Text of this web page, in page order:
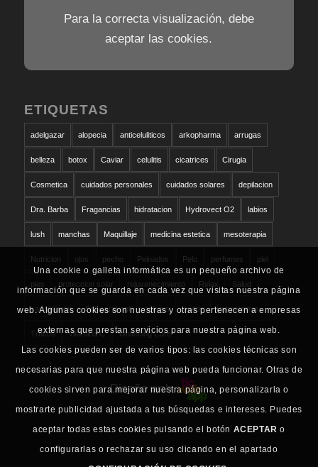
Para la correcta visualización, debe
aceptar las cookies.
ETIQUETAS
adelgazar alopecia anticeluliticos arkopharma arrugas
belleza botox Caviar celulitis cicatrices Cirugia
Cosmetica cuidados personales cuidados solares depilacion
Dra. Barba Fragancias hidratacion Hydrovect O2 labios
lush manchas Maquillaje medicina estetica mesoterapia
Nutricion ojos pecho Peinados Pelo perfumes piel
pies proteccion solar rejuvenecimiento Relax Salud
san valentin Schwarzkopf solares sudor tratamientos
Trucos vitamina C Whitening Care
Diseño web
Una cookie o galleta informática es un pequeño archivo de
información que se guarda en cada vez que visitas nuestra página
web. Algunas cookies son nuestras y otras pertenecen a empresas
externas que prestan servicios para nuestra página web.
Las cookies pueden ser de varios tipos: las cookies técnicas son
necesarias para que nuestra página web pueda funcionar. Otras de
cookies sirven para mejorar nuestra página, personalizarla o
mostrarte publicidad ajustada a tus búsquedas e intereses. Puedes
aceptar todas estas cookies pulsando el botón ACEPTAR o
configurarlas o rechazar su uso clicando en el apartado